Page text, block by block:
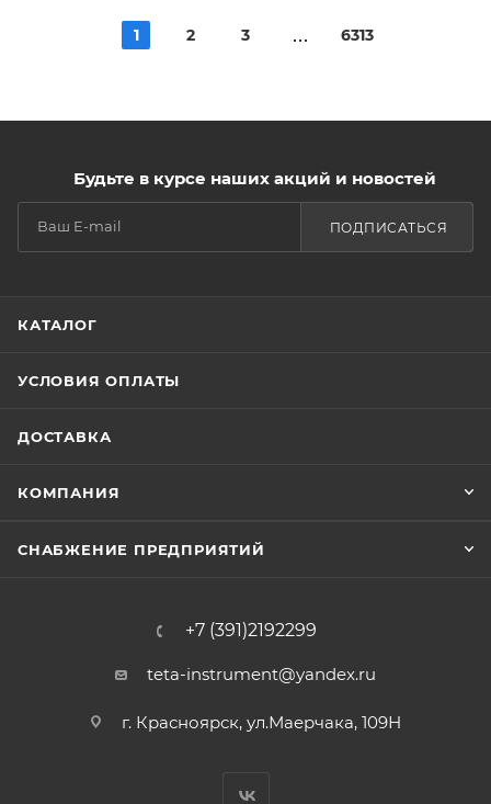
1 2 3 6313
Будьте в курсе наших акций и новостей
ПОДПИСАТЬСЯ
КАТАЛОГ
УСЛОВИЯ ОПЛАТЫ
ДОСТАВКА
КОМПАНИЯ
СНАБЖЕНИЕ ПРЕДПРИЯТИЙ
+7 (391)2192299
teta-instrument@yandex.ru
г. Красноярск, ул.Маерчака, 109Н